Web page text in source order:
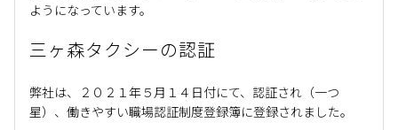
ようになっています。
三ヶ森タクシーの認証
弊社は、２０２１年５月１４日付にて、認証され（一つ
星）、働きやすい職場認証制度登録簿に登録されました。